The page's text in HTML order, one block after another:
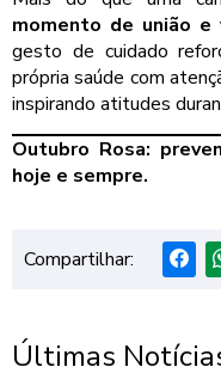
momento de união e
gesto de cuidado
própria saúde com
inspirando atitudes
Outubro Rosa:
hoje e sempre.
Compartilhar:
Últimas